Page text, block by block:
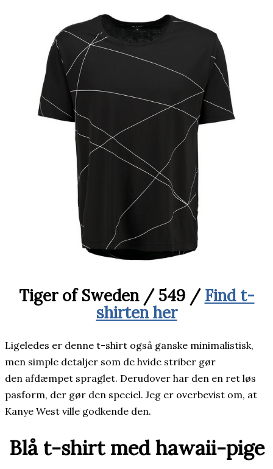
Tiger of Sweden / 549 / Find t-
shirten her
Ligeledes er denne t-shirt også ganske minimalistisk,
men simple detaljer som de hvide striber gør
den afdæmpet spraglet. Derudover har den en ret løs
pasform, der gør den speciel. Jeg er overbevist om, at
Kanye West ville godkende den.
Blå t-shirt med hawaii-pige